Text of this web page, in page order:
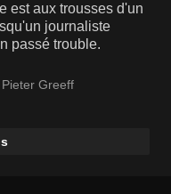
est aux trousses d'un
journaliste
passé trouble.
Pieter Greeff